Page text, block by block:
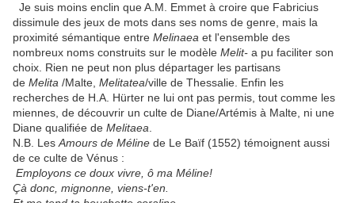
Je suis moins enclin que A.M. Emmet à croire que Fabricius
dissimule des jeux de mots dans ses noms de genre, mais la
proximité sémantique entre Melinaea et l'ensemble des
nombreux noms construits sur le modèle Melit- a pu faciliter son
choix. Rien ne peut non plus départager les partisans
de Melita /Malte, Melitatea/ville de Thessalie. Enfin les
recherches de H.A. Hürter ne lui ont pas permis, tout comme les
miennes, de découvrir un culte de Diane/Artémis à Malte, ni une
Diane qualifiée de Melitaea
N.B. Les Amours de Méline de Le Baïf (1552) témoignent aussi
de ce culte de Vénus :
Employons ce doux vivre, ô ma Méline!
Çà donc, mignonne, viens-t'en.